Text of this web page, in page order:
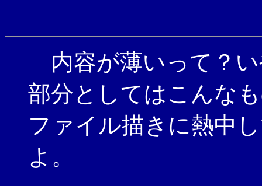
内容が薄いって？
部分としてはこんな
ファイル描きに熱中
よ。